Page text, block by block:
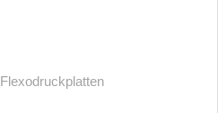
Flexodruckplatten